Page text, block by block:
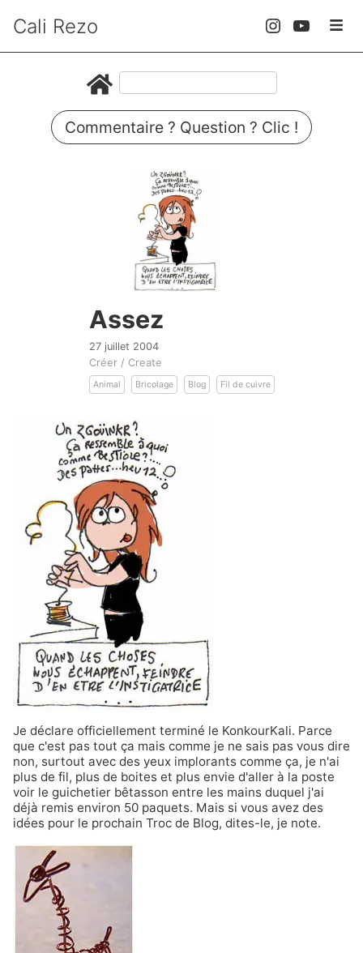
Cali Rezo
Commentaire ? Question ? Clic !
Assez
27 juillet 2004
Créer / Create
Animal Bricolage Blog Fil de cuivre
Je déclare officiellement terminé le KonkourKali. Parce
que c'est pas tout ça mais comme je ne sais pas vous dire
non, surtout avec des yeux implorants comme ça, je n'ai
plus de fil, plus de boites et plus envie d'aller à la poste
voir le guichetier bêtasson entre les mains duquel j'ai
déjà remis environ 50 paquets. Mais si vous avez des
idées pour le prochain Troc de Blog, dites-le, je note.